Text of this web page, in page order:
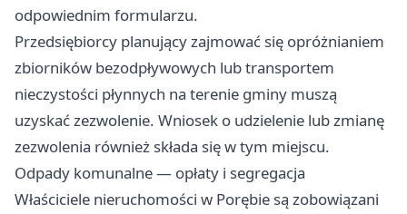
odpowiednim formularzu.
Przedsiębiorcy planujący zajmować się opróżnianiem
zbiorników bezodpływowych lub transportem
nieczystości płynnych na terenie gminy muszą
uzyskać zezwolenie. Wniosek o udzielenie lub zmianę
zezwolenia również składa się w tym miejscu.
Odpady komunalne — opłaty i segregacja
Właściciele nieruchomości w Porębie są zobowiązani